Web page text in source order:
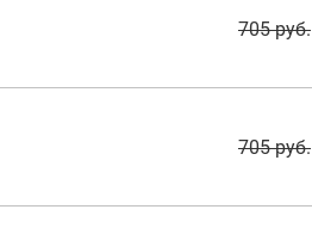
705 руб.
705 руб.